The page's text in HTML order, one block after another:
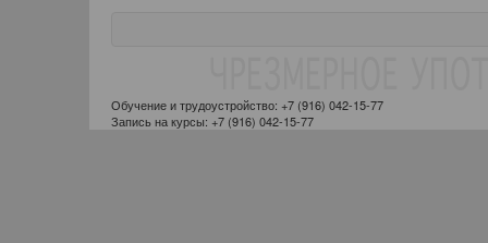
Обучение и трудоустройство: +7 (916) 042-15-77
Запись на курсы: +7 (916) 042-15-77